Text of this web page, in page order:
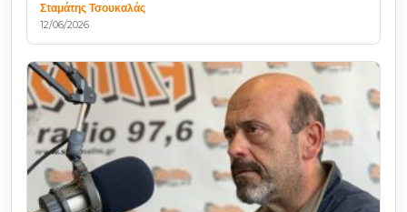
Σταμάτης Τσουκαλάς
12/06/2026